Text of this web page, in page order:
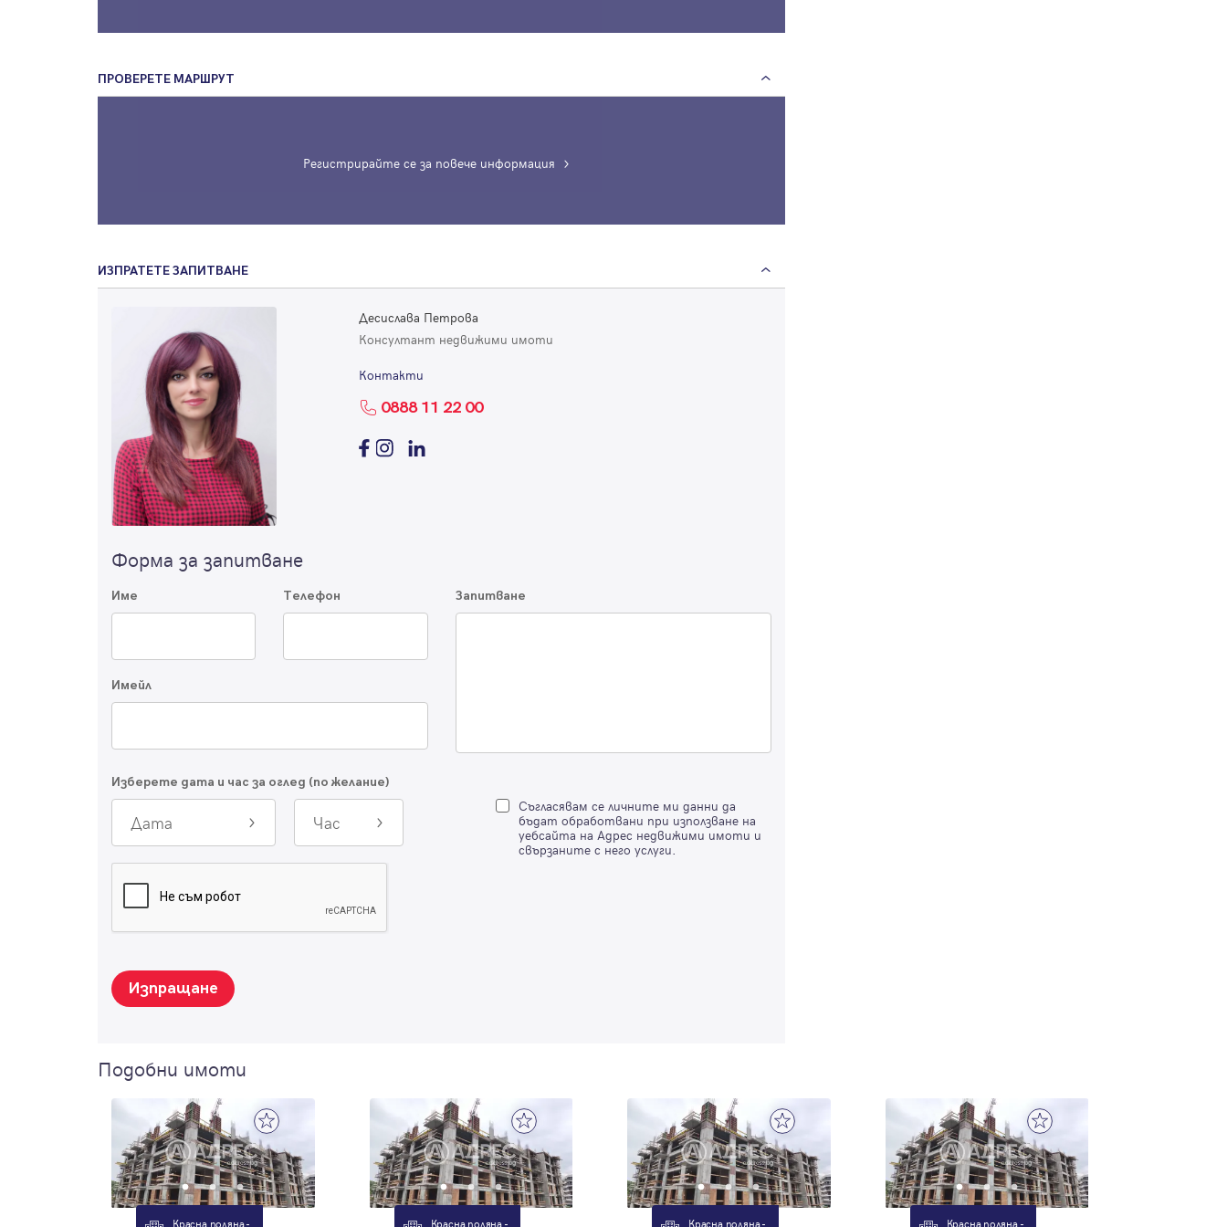
ПРОВЕРЕТЕ МАРШРУТ
Регистрирайте се за повече информация
ИЗПРАТЕТЕ ЗАПИТВАНЕ
Десислава Петрова
Консултант недвижими имоти
Контакти
0888 11 22 00
Форма за запитване
Име Телефон
Имейл
Запитване
Изберете дата и час за оглед (по желание)
Дата Час
Съгласявам се личните ми данни да
бъдат обработвани при използване на
уебсайта на Адрес недвижими имоти и
свързаните с него услуги.
Изпращане
Подобни имоти
Красна поляна - Красна поляна - Красна поляна - Красна поляна -
Имейл Парола
Вход с имейл